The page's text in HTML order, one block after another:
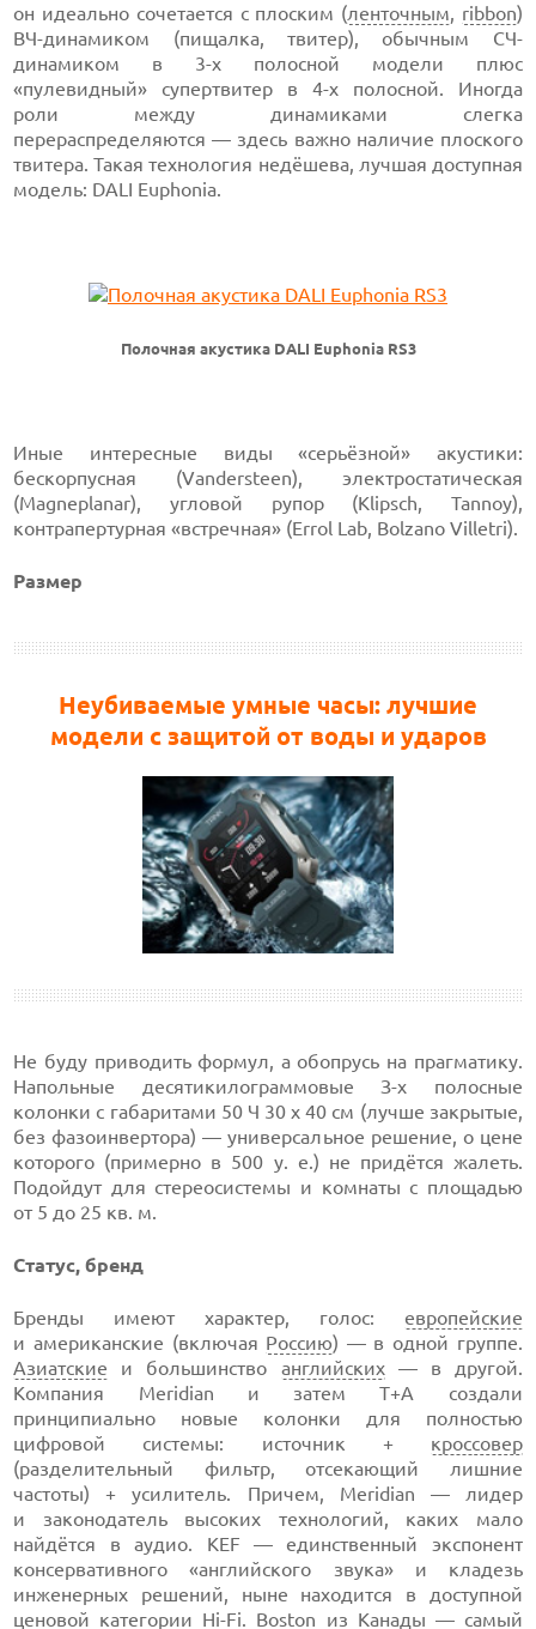
он идеально сочетается с плоским (ленточным, ribbon)
ВЧ-динамиком (пищалка, твитер), обычным СЧ-
динамиком в 3-х полосной модели плюс
«пулевидный» супертвитер в 4-х полосной. Иногда
роли между динамиками слегка
перераспределяются — здесь важно наличие плоского
твитера. Такая технология недёшева, лучшая доступная
модель: DALI Euphonia.
Полочная акустика DALI Euphonia RS3
Иные интересные виды «серьёзной» акустики:
бескорпусная (Vandersteen), электростатическая
(Magneplanar), угловой рупор (Klipsch, Tannoy),
контрапертурная «встречная» (Errol Lab, Bolzano Villetri).
Размер
Неубиваемые умные часы: лучшие
модели с защитой от воды и ударов
Не буду приводить формул, а обопрусь на прагматику.
Напольные десятикилограммовые З-х полосные
колонки с габаритами 50 Ч 30 х 40 см (лучше закрытые,
без фазоинвертора) — универсальное решение, о цене
которого (примерно в 500 у. е.) не придётся жалеть.
Подойдут для стереосистемы и комнаты с площадью
от 5 до 25 кв. м.
Статус, бренд
Бренды имеют характер, голос: европейские
и американские (включая Россию) — в одной группе.
Азиатские и большинство английских— в другой.
Компания Meridian и затем T+A создали
принципиально новые колонки для полностью
цифровой системы: источник + кроссовер
(разделительный фильтр, отсекающий лишние
частоты) + усилитель. Причем, Meridian — лидер
и законодатель высоких технологий, каких мало
найдётся в аудио. KEF — единственный экспонент
консервативного «английского звука» и кладезь
инженерных решений, ныне находится в доступной
ценовой категории Hi-Fi. Boston из Канады — самый